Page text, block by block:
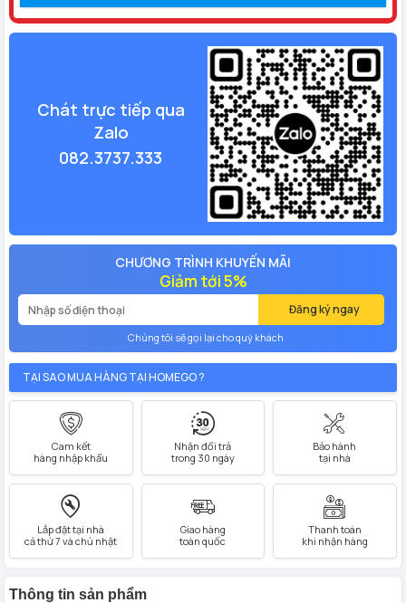
Chát trực tiếp qua
Zalo
082.3737.333
CHƯƠNG TRÌNH KHUYẾN MÃI
Giảm tới 5%
Đăng ký ngay
Chúng tôi sẽ gọi lại cho quý khách
TẠI SAO MUA HÀNG TẠI HOMEGO ?
Cam kết
hàng nhập khẩu
Nhận đổi trả
trong 30 ngày
Bảo hành
tại nhà
Lắp đặt tại nhà
cả thứ 7 và chủ nhật
Giao hàng
toàn quốc
Thanh toán
khi nhận hàng
Thông tin sản phẩm